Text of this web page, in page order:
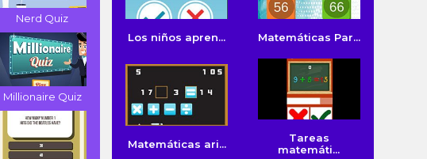
Nerd Quiz
Millionaire Quiz
Los niños apren... Matemáticas Par...
Matemáticas ari...
Tareas
matemáti...